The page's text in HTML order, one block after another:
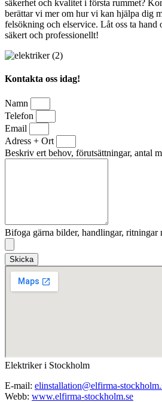
säkerhet och kvalitet i första rummet?
berättar vi mer om hur vi kan hjälpa dig
felsökning och elservice. Låt oss ta hand
säkert och professionellt!
Kontakta oss idag!
Namn
Telefon
Email
Adress + Ort
Beskriv ert behov, förutsättningar, antal
Bifoga gärna bilder, handlingar, ritningar
Skicka
Elektriker i Stockholm
E-mail: elinstallation@elfirma-
Webb: www.elfirma-stockholm.se